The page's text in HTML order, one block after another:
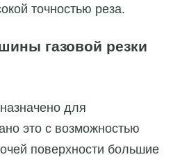
точностью реза.
газовой резки
для
это с возможностью
поверхности большие